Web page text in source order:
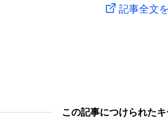
記事全文
この記事につけられた